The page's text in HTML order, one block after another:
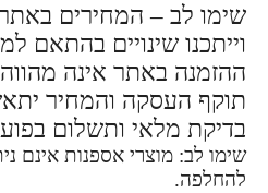
שימו לב – המחירים באתר
וייתכנו שינויים בהתאם
ההזמנה באתר אינה
תוקף העסקה והמחיר
בדיקת מלאי ותשלום
שימו לב: מוצרי אספנות אינם
להחלפה.